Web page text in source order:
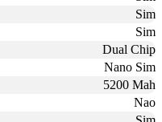
Sim
Sim
Dual Chip
Nano Sim
5200 Mah
Nao